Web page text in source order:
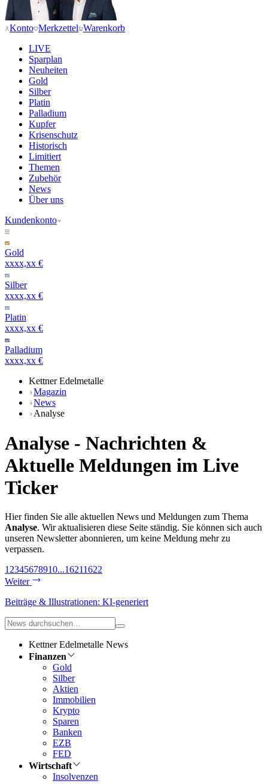
Konto Merkzettel Warenkorb
LIVE
Sparplan
Neuheiten
Gold
Silber
Platin
Palladium
Kupfer
Krisenschutz
Historisch
Limitiert
Themen
Zubehör
News
Über uns
Kundenkonto
Gold
xxxx,xx €
Silber
xxxx,xx €
Platin
xxxx,xx €
Palladium
xxxx,xx €
Kettner Edelmetalle
Magazin
News
Analyse
Analyse - Nachrichten &
Aktuelle Meldungen im Live
Ticker
Hier finden Sie alle aktuellen News und Meldungen zum Thema
Analyse. Wir aktualisieren diese Seite ständig. Sie können sich auch
unseren Newsletter abonnieren, um keine Meldung mehr zu
verpassen.
1 2345678910...16211622
Weiter
Beiträge & Illustrationen: KI-generiert
Kettner Edelmetalle News
Finanzen
Gold
Silber
Aktien
Immobilien
Krypto
Sparen
Banken
EZB
FED
Wirtschaft
Insolvenzen